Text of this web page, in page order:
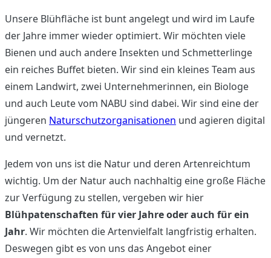
Unsere Blühfläche ist bunt angelegt und wird im Laufe
der Jahre immer wieder optimiert. Wir möchten viele
Bienen und auch andere Insekten und Schmetterlinge
ein reiches Buffet bieten. Wir sind ein kleines Team aus
einem Landwirt, zwei Unternehmerinnen, ein Biologe
und auch Leute vom NABU sind dabei. Wir sind eine der
jüngeren Naturschutzorganisationen und agieren digital
und vernetzt.
Jedem von uns ist die Natur und deren Artenreichtum
wichtig. Um der Natur auch nachhaltig eine große Fläche
zur Verfügung zu stellen, vergeben wir hier
Blühpatenschaften für vier Jahre oder auch für ein
Jahr. Wir möchten die Artenvielfalt langfristig erhalten.
Deswegen gibt es von uns das Angebot einer